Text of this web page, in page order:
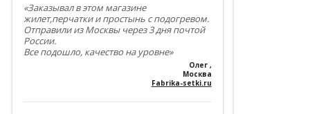
«Заказывал в этом магазине
жилет,перчатки и простынь с подогревом.
Отправили из Москвы через 3 дня почтой
России.
Все подошло, качество на уровне»
Олег ,
Москва
Fabrika-setki.ru